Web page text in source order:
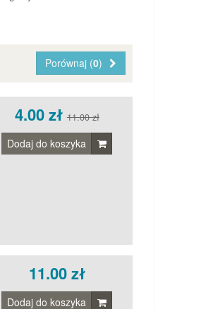
Porównaj (0)
4.00 zł11.00 zł
Dodaj do koszyka
11.00 zł
Dodaj do koszyka